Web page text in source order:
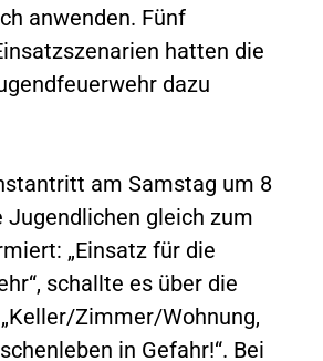
anwenden. Fünf
hatten die
dazu
am Samstag um 8
Jugendlichen gleich zum
„Einsatz für die
schallte es über die
Zimmer/Wohnung,
in Gefahr!“. Bei